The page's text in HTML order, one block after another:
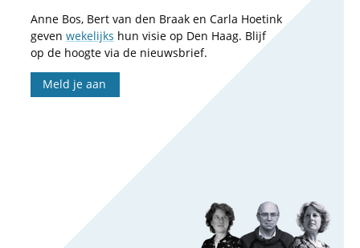
Anne Bos, Bert van den Braak en Carla Hoetink
geven wekelijks hun visie op Den Haag. Blijf
op de hoogte via de nieuwsbrief.
Meld je aan